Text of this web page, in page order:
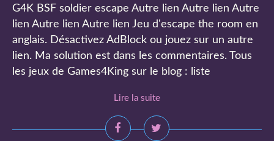
G4K BSF soldier escape Autre lien Autre lien Autre
lien Autre lien Autre lien Jeu d'escape the room en
anglais. Désactivez AdBlock ou jouez sur un autre
lien. Ma solution est dans les commentaires. Tous
les jeux de Games4King sur le blog : liste
Lire la suite